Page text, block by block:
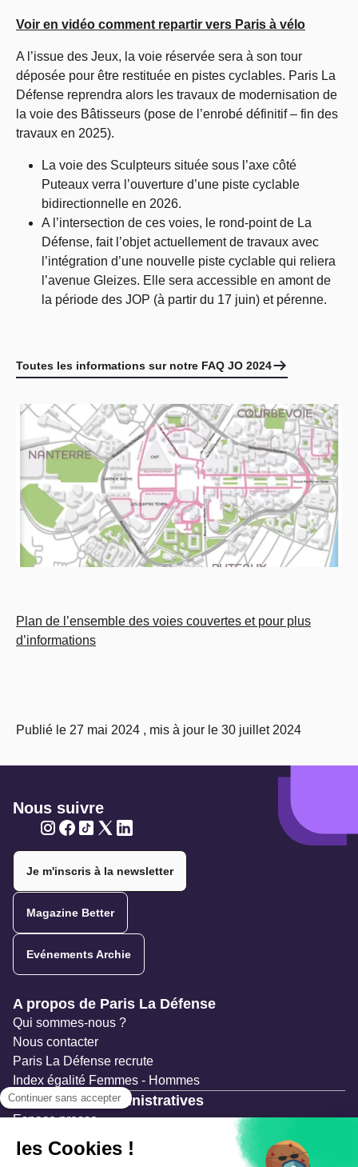
Voir en vidéo comment repartir vers Paris à vélo
A l’issue des Jeux, la voie réservée sera à son tour
déposée pour être restituée en pistes cyclables. Paris La
Défense reprendra alors les travaux de modernisation de
la voie des Bâtisseurs (pose de l’enrobé définitif – fin des
travaux en 2025).
La voie des Sculpteurs située sous l’axe côté
Puteaux verra l’ouverture d’une piste cyclable
bidirectionnelle en 2026.
A l’intersection de ces voies, le rond-point de La
Défense, fait l’objet actuellement de travaux avec
l’intégration d’une nouvelle piste cyclable qui reliera
l’avenue Gleizes. Elle sera accessible en amont de
la période des JOP (à partir du 17 juin) et pérenne.
Toutes les informations sur notre FAQ JO 2024
Plan de l’ensemble des voies couvertes et pour plus
d’informations
Publié le 27 mai 2024 , mis à jour le 30 juillet 2024
Nous suivre
Je m'inscris à la newsletter
Magazine Better
Evénements Archie
Navigation secondaire
A propos de Paris La Défense
Qui sommes-nous ?
Nous contacter
Paris La Défense recrute
Index égalité Femmes - Hommes
Ressources administratives
Espace presse
Documentation
Marchés publics